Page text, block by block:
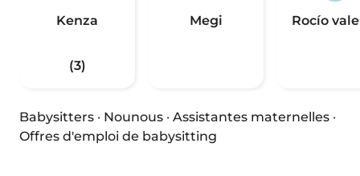
Kenza
(3)
Megi Rocío
Babysitters · Nounous · Assistantes maternelles ·
Offres d'emploi de babysitting